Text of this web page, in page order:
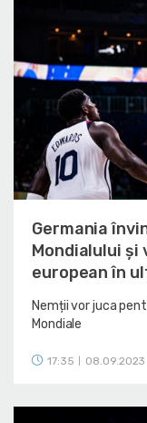
Germania
Mondialului și
european în
Nemții vor juca
Mondiale
17:35 08.09.2023